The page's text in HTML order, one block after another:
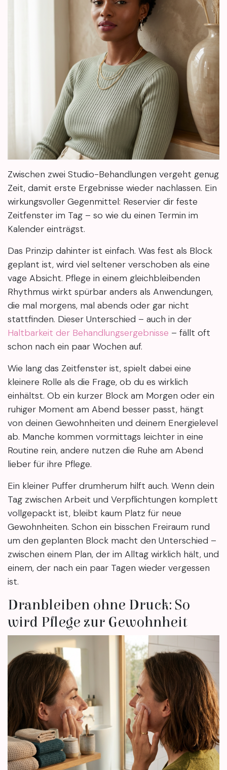
Zwischen zwei Studio-Behandlungen vergeht genug
Zeit, damit erste Ergebnisse wieder nachlassen. Ein
wirkungsvoller Gegenmittel: Reservier dir feste
Zeitfenster im Tag – so wie du einen Termin im
Kalender einträgst.
Das Prinzip dahinter ist einfach. Was fest als Block
geplant ist, wird viel seltener verschoben als eine
vage Absicht. Pflege in einem gleichbleibenden
Rhythmus wirkt spürbar anders als Anwendungen,
die mal morgens, mal abends oder gar nicht
stattfinden. Dieser Unterschied – auch in der
Haltbarkeit der Behandlungsergebnisse – fällt oft
schon nach ein paar Wochen auf.
Wie lang das Zeitfenster ist, spielt dabei eine
kleinere Rolle als die Frage, ob du es wirklich
einhältst. Ob ein kurzer Block am Morgen oder ein
ruhiger Moment am Abend besser passt, hängt
von deinen Gewohnheiten und deinem Energielevel
ab. Manche kommen vormittags leichter in eine
Routine rein, andere nutzen die Ruhe am Abend
lieber für ihre Pflege.
Ein kleiner Puffer drumherum hilft auch. Wenn dein
Tag zwischen Arbeit und Verpflichtungen komplett
vollgepackt ist, bleibt kaum Platz für neue
Gewohnheiten. Schon ein bisschen Freiraum rund
um den geplanten Block macht den Unterschied –
zwischen einem Plan, der im Alltag wirklich hält, und
einem, der nach ein paar Tagen wieder vergessen
ist.
Dranbleiben ohne Druck: So
wird Pflege zur Gewohnheit